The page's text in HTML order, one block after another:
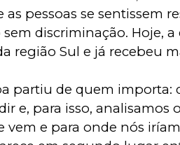
as pessoas se sentissem
discriminação. Hoje, a
região Sul e já recebeu
partiu de quem importa:
e, para isso, analisamos
e para onde nós